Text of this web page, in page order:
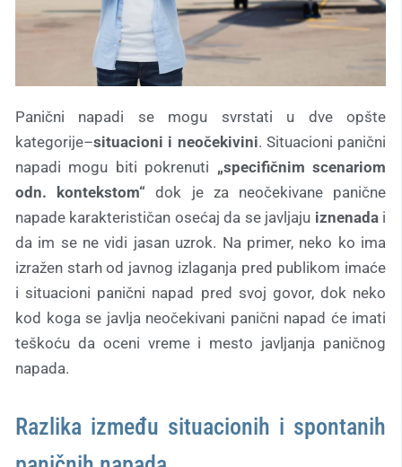
Panični napadi se mogu svrstati u dve opšte
kategorije–situacioni i neočekivini. Situacioni panični
napadi mogu biti pokrenuti „specifičnim scenariom
odn. kontekstom“ dok je za neočekivane panične
napade karakterističan osećaj da se javljaju iznenadai
da im se ne vidi jasan uzrok. Na primer, neko ko ima
izražen starh od javnog izlaganja pred publikom imaće
i situacioni panični napad pred svoj govor, dok neko
kod koga se javlja neočekivani panični napad će imati
teškoću da oceni vreme i mesto javljanja paničnog
napada.
Razlika između situacionih i spontanih